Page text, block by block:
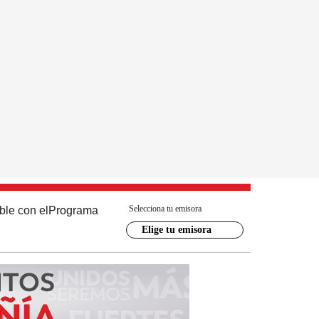
con el Programa Selecciona tu emisora
Elige tu emisora